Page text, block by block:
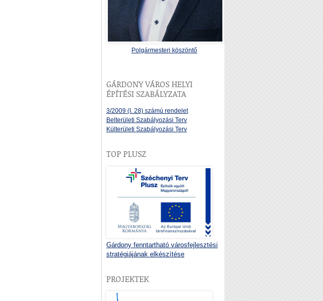
Polgármesteri köszöntő
GÁRDONY VÁROS HELYI
ÉPÍTÉSI SZABÁLYZATA
3/2009 (I. 28) számú rendelet
Belterületi Szabályozási Terv
Külterületi Szabályozási Terv
TOP PLUSZ
Gárdony fenntartható városfejlesztési
stratégiájának elkészítése
PROJEKTEK